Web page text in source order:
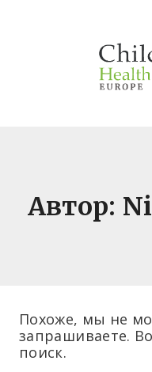
Автор:
Похоже, мы не
запрашиваете.
поиск.